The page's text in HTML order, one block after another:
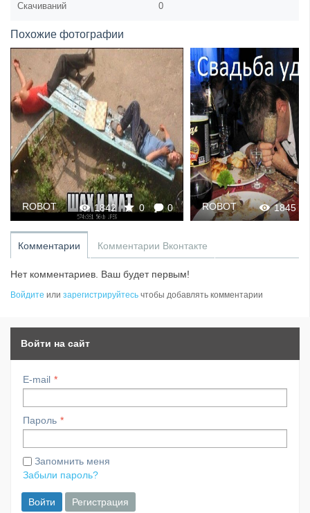
Скачиваний
0
Похожие фотографии
1842 0 0
ROBOT 1845
ROBOT
Комментарии Комментарии Вконтакте
Нет комментариев. Ваш будет первым!
Войдите или зарегистрируйтесь чтобы добавлять комментарии
Войти на сайт
E-mail
Пароль
Запомнить меня
Забыли пароль?
Войти Регистрация